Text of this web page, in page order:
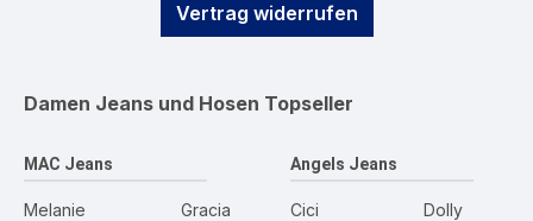
Vertrag widerrufen
Damen Jeans und Hosen Topseller
MAC Jeans
Melanie
Gracia
Angels Jeans
Cici
Dolly